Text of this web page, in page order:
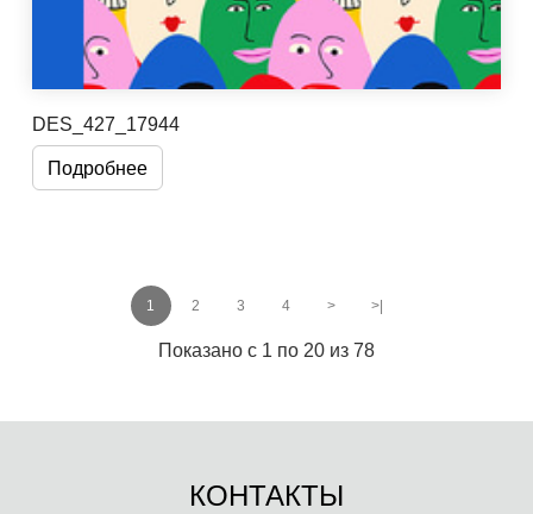
DES_427_17944
Подробнее
1 2 3 4 > >|
Показано с 1 по 20 из 78
КОНТАКТЫ